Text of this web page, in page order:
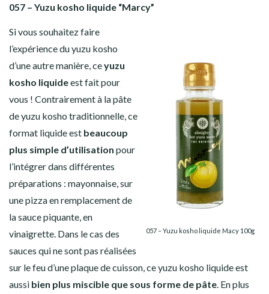
057 – Yuzu kosho liquide “Marcy”
057 – Yuzu kosho liquide Macy 100g
Si vous souhaitez faire
l’expérience du yuzu kosho
d’une autre manière, ceyuzu
kosho liquideest fait pour
vous ! Contrairement à la pâte
de yuzu kosho traditionnelle, ce
format liquide est beaucoup
plus simple d’utilisation pour
l’intégrer dans différentes
préparations : mayonnaise, sur
une pizza en remplacement de
la sauce piquante, en
vinaigrette. Dans le cas des
sauces qui ne sont pas réalisées
sur le feu d’une plaque de cuisson, ce yuzu kosho liquide est
aussi bien plus miscible que sous forme de pâte . En plus